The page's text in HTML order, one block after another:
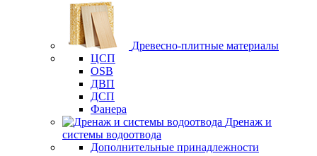
Древесно-плитные материалы
ЦСП
OSB
ДВП
ДСП
Фанера
Дренаж и
системы водоотвода
Дополнительные принадлежности